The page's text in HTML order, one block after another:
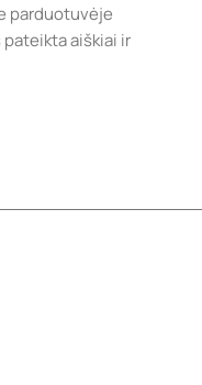
parduotuvėje
aiškiai ir